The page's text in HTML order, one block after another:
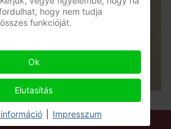
hogy nem tudja
funkcióját.
Ok
Elutasítás
Impresszum